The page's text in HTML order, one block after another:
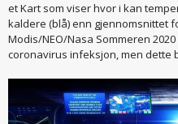
et Kart som viser hvor i kan
kaldere (blå) enn gjennomsnittet
Modis/NEO/Nasa Sommeren
coronavirus infeksjon, men dette